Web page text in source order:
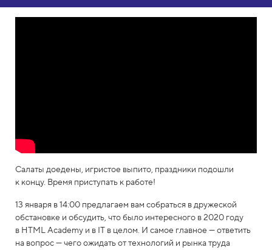
Салаты доедены, игристое выпито, праздники подошли
к концу. Время приступать к работе!
13 января в 14:00 предлагаем вам собраться в дружеской
обстановке и обсудить, что было интересного в 2020 году
в HTML Academy и в IT в целом. И самое главное — ответить
на вопрос — чего ожидать от технологий и рынка труда